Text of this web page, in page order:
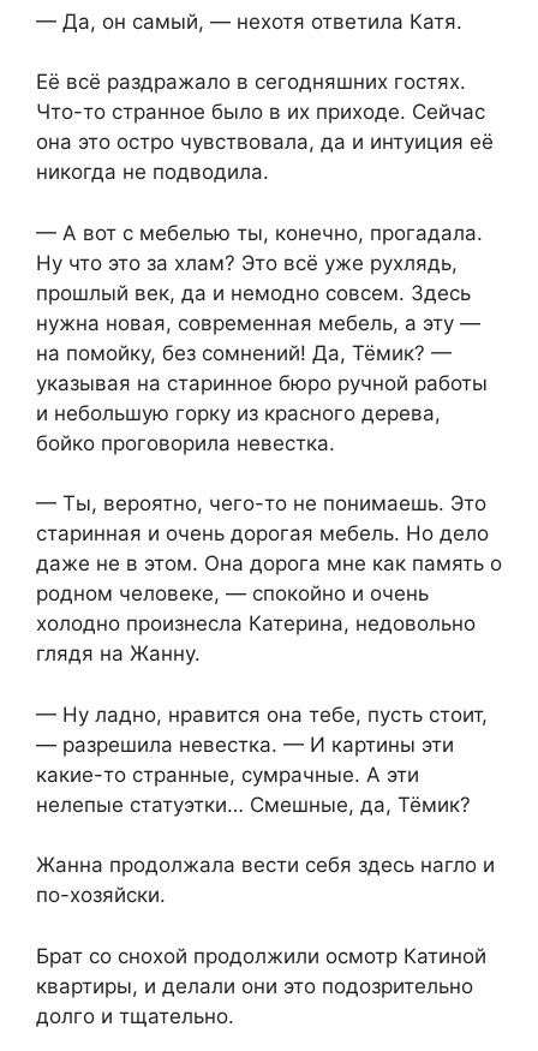
— Да, он самый, — нехотя ответила Катя.
Её всё раздражало в сегодняшних гостях.
Что-то странное было в их приходе. Сейчас
она это остро чувствовала, да и интуиция её
никогда не подводила.
— А вот с мебелью ты, конечно, прогадала.
Ну что это за хлам? Это всё уже рухлядь,
прошлый век, да и немодно совсем. Здесь
нужна новая, современная мебель, а эту —
на помойку, без сомнений! Да, Тёмик? —
указывая на старинное бюро ручной работы
и небольшую горку из красного дерева,
бойко проговорила невестка.
— Ты, вероятно, чего-то не понимаешь. Это
старинная и очень дорогая мебель. Но дело
даже не в этом. Она дорога мне как память о
родном человеке, — спокойно и очень
холодно произнесла Катерина, недовольно
глядя на Жанну.
— Ну ладно, нравится она тебе, пусть стоит,
— разрешила невестка. — И картины эти
какие-то странные, сумрачные. А эти
нелепые статуэтки… Смешные, да, Тёмик?
Жанна продолжала вести себя здесь нагло и
по-хозяйски.
Брат со снохой продолжили осмотр Катиной
квартиры, и делали они это подозрительно
долго и тщательно.